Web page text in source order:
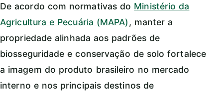
De acordo com normativas do Ministério da
Agricultura e Pecuária (MAPA), manter a
propriedade alinhada aos padrões de
biosseguridade e conservação de solo fortalece
a imagem do produto brasileiro no mercado
interno e nos principais destinos de